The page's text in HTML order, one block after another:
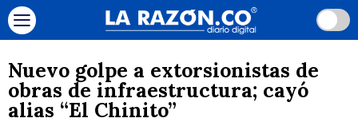
Nuevo golpe a extorsionistas de
obras de infraestructura; cayó
alias “El Chinito”